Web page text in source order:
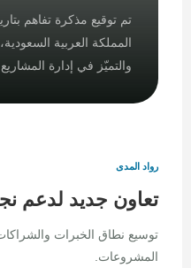
المملكة العربية السعودية،
والتميّز في إدارة المشاريع
رواد المدى
تعاون جديد لدعم
توسيع نطاق الخبرات والشراكات
المشروعات.